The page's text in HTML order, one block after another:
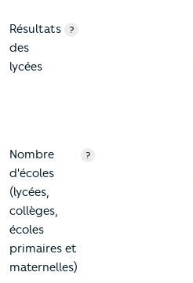
Résultats
des
lycées
?
Nombre
d'écoles
(lycées,
collèges,
écoles
primaires et
maternelles)
?